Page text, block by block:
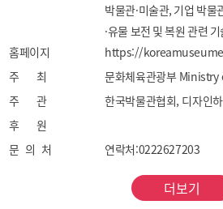
박물관·미술관, 기업 박물
·유물 보전 및 복원 관련
전시 연출, 쇼케이스 제작,
안전 및 방재, 출판, 교육
비즈니스군
홈페이지
https://
주 최
주 관
한국박물관협회, 디자인
후 원
문 의 처
연락처:0222627203
더보기